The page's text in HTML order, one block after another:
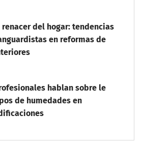
renacer del hogar: tendencias
en reformas de
hablan sobre le
de humedades en